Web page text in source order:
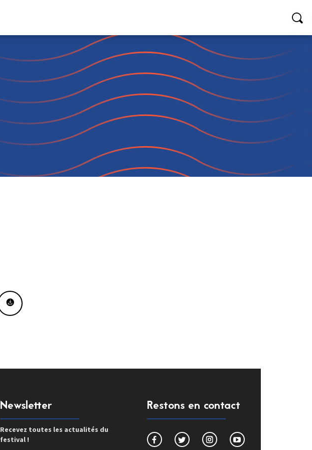
Newsletter
Recevez toutes les actualités du
festival !
Restons en contact